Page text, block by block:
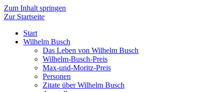
Zum Inhalt springen
Zur Startseite
Start
Wilhelm Busch
Das Leben von Wilhelm Busch
Wilhelm-Busch-Preis
Max-und-Moritz-Preis
Personen
Zitate über Wilhelm Busch